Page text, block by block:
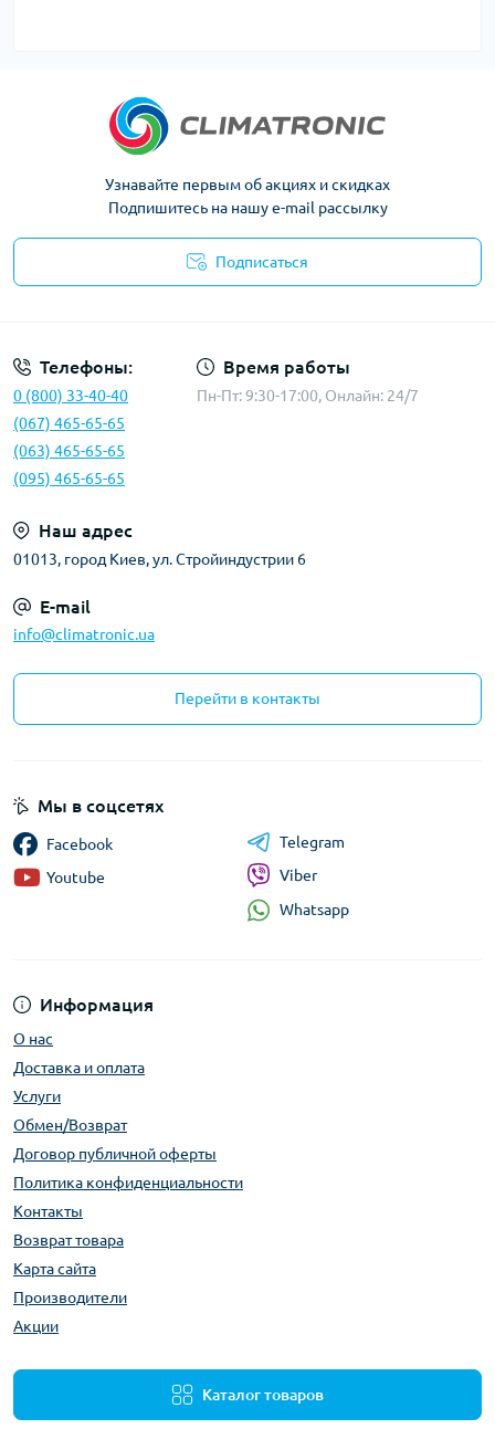
Узнавайте первым об акциях и скидках
Подпишитесь на нашу e-mail рассылку
Подписаться
Телефоны:
0 (800) 33-40-40
(067) 465-65-65
(063) 465-65-65
(095) 465-65-65
Время работы
Пн-Пт: 9:30-17:00, Онлайн: 24/7
Наш адрес
01013, город Киев, ул. Стройиндустрии 6
E-mail
info@climatronic.ua
Перейти в контакты
Информация
О нас
Доставка и оплата
Услуги
Обмен/Возврат
Договор публичной оферты
Политика конфиденциальности
Контакты
Возврат товара
Карта сайта
Производители
Акции
Каталог товаров
Мы в соцсетях
Facebook
Youtube
Telegram
Viber
Whatsapp